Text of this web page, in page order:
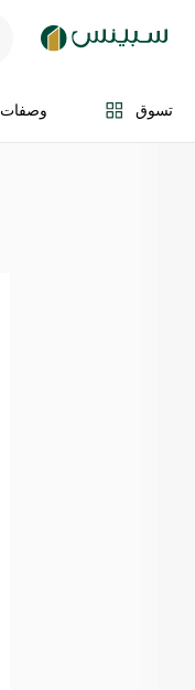
تسوق وصفات
اضف الى السلة